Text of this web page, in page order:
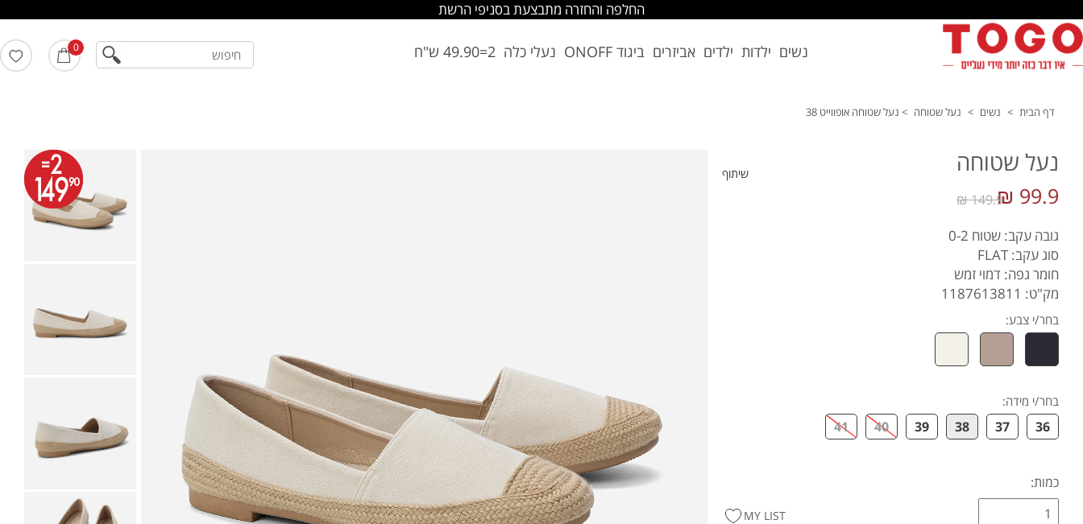
החלפה והחזרה מתבצעת בסניפי הרשת
נשים ילדות ילדים אביזרים ביגוד ONOFF נעלי כלה 2=49.90 ש"ח 0 חיפוש
דף הבית > נשים > נעל שטוחה > נעל שטוחה אופווייט 38
שיתוף נעל שטוחה
99.9 ₪
149.9 ₪
גובה עקב: שטוח 0-2
סוג עקב: FLAT
חומר גפה: דמוי זמש
מק"ט: 1187613811
בחר/י צבע:
בחר/י מידה:
36
37
38
39
40
41
כמות:
MY LIST